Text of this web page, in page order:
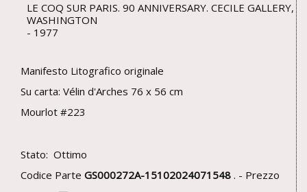
LE COQ SUR PARIS. 90 ANNIVERSARY. CECILE GALLERY,
WASHINGTON
1977
Manifesto Litografico originale
Su carta: Vélin d'Arches 76 x 56 cm
Mourlot #223
Stato: Ottimo
Codice Parte GS000272A-15102024071548 . - Prezzo